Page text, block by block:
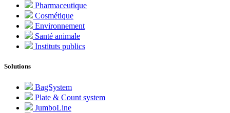
Pharmaceutique
Cosmétique
Environnement
Santé animale
Instituts publics
Solutions
BagSystem
Plate & Count system
JumboLine